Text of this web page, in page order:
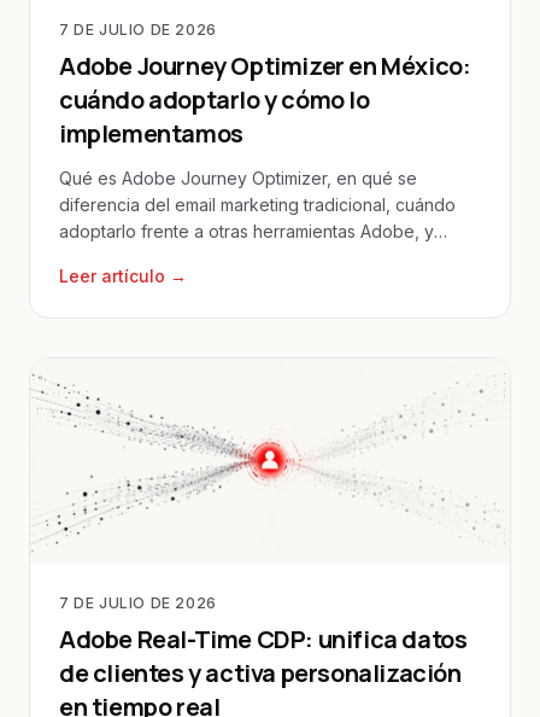
7 DE JULIO DE 2026
Adobe Journey Optimizer en México:
cuándo adoptarlo y cómo lo
implementamos
Qué es Adobe Journey Optimizer, en qué se
diferencia del email marketing tradicional, cuándo
adoptarlo frente a otras herramientas Adobe, y
Leer artículo →
7 DE JULIO DE 2026
Adobe Real-Time CDP: unifica datos
de clientes y activa personalización
en tiempo real